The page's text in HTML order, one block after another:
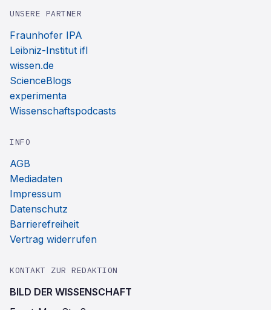
UNSERE PARTNER
Fraunhofer IPA
Leibniz-Institut ifl
wissen.de
ScienceBlogs
experimenta
Wissenschaftspodcasts
INFO
AGB
Mediadaten
Impressum
Datenschutz
Barrierefreiheit
Vertrag widerrufen
KONTAKT ZUR REDAKTION
BILD DER WISSENSCHAFT